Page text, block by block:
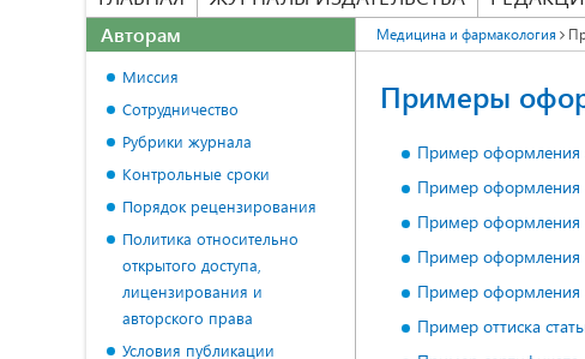
Медицина и фармакология
Примеры
Пример оформления
Пример оформления
Пример оформления
Пример оформления
Пример оформления
Пример оттиска
Авторам
Миссия
Сотрудничество
Рубрики журнала
Контрольные сроки
Порядок рецензирования
Политика относительно
открытого доступа,
лицензирования и
авторского права
Условия публикации